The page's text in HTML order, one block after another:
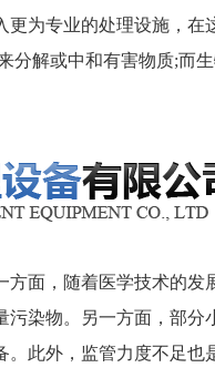
为专业的处理设施，在
解或中和有害物质;而
，随着医学技术的发
染物。另一方面，部分
此外，监管力度不足也